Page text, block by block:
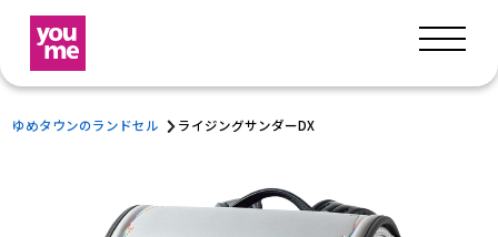
ゆめタウンのランドセル ライジングサンダーDX